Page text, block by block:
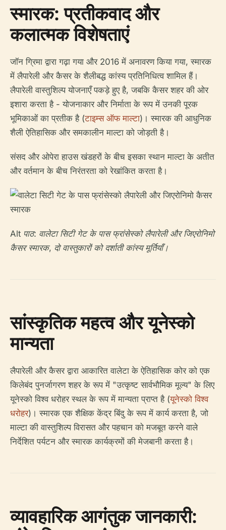
स्मारक: प्रतीकवाद और
कलात्मक विशेषताएं
जॉन ग्रिमा द्वारा गढ़ा गया और 2016 में अनावरण किया गया, स्मारक
में लैपारेली और कैसर के शैलीबद्ध कांस्य प्रतिनिधित्व शामिल हैं।
लैपारेली वास्तुशिल्प योजनाएँ पकड़े हुए है, जबकि कैसर शहर की ओर
इशारा करता है - योजनाकार और निर्माता के रूप में उनकी पूरक
भूमिकाओं का प्रतीक है (टाइम्स ऑफ माल्टा)। स्मारक की आधुनिक
शैली ऐतिहासिक और समकालीन माल्टा को जोड़ती है।
संसद और ओपेरा हाउस खंडहरों के बीच इसका स्थान माल्टा के अतीत
और वर्तमान के बीच निरंतरता को रेखांकित करता है।
Alt पाठ: वालेटा सिटी गेट के पास फ्रांसेस्को लैपारेली और जिएरोनिमो
कैसर स्मारक, दो वास्तुकारों को दर्शाती कांस्य मूर्तियाँ।
सांस्कृतिक महत्व और यूनेस्को
मान्यता
लैपारेली और कैसर द्वारा आकारित वालेटा के ऐतिहासिक कोर को एक
किलेबंद पुनर्जागरण शहर के रूप में "उत्कृष्ट सार्वभौमिक मूल्य" के लिए
यूनेस्को विश्व धरोहर स्थल के रूप में मान्यता प्राप्त है (यूनेस्को विश्व
धरोहर)। स्मारक एक शैक्षिक केंद्र बिंदु के रूप में कार्य करता है, जो
माल्टा की वास्तुशिल्प विरासत और पहचान को मजबूत करने वाले
निर्देशित पर्यटन और स्मारक कार्यक्रमों की मेजबानी करता है।
व्यावहारिक आगंतुक जानकारी: